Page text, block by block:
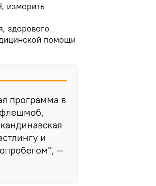
измерить
здорового
помощи
программа в
флешмоб,
и
—